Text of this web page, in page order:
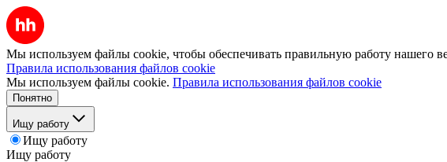
Мы используем файлы cookie, чтобы обеспечивать правильную работу нашего
Правила использования файлов cookie
Мы используем файлы cookie. Правила использования файлов cookie
Понятно
Ищу работу
Ищу работу
Ищу работу